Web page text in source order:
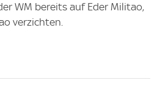
WM bereits auf Eder Militao,
verzichten.